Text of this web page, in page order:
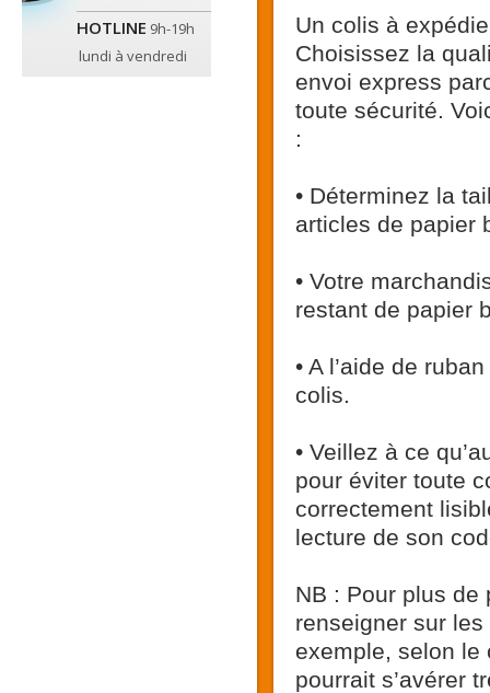
HOTLINE 9h-19h
lundi à vendredi
Un colis à
Choisissez la
envoi express
toute sécurité.
:
• Déterminez la
articles de papier
• Votre
restant de papier
• A l’aide de
colis.
• Veillez à ce
pour éviter toute
correctement
lecture de son
NB : Pour plus
renseigner sur
exemple, selon le
pourrait s’avérer